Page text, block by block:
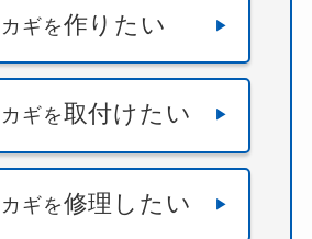
カギを作りたい
カギを取付けたい
カギを修理したい